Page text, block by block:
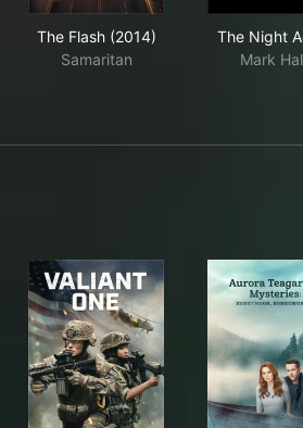
The Flash (2014)
Samaritan
The Night
Mark